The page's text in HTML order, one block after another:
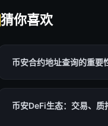
猜你喜欢
币安合约地址查询的重要
币安DeFi生态：交易、质